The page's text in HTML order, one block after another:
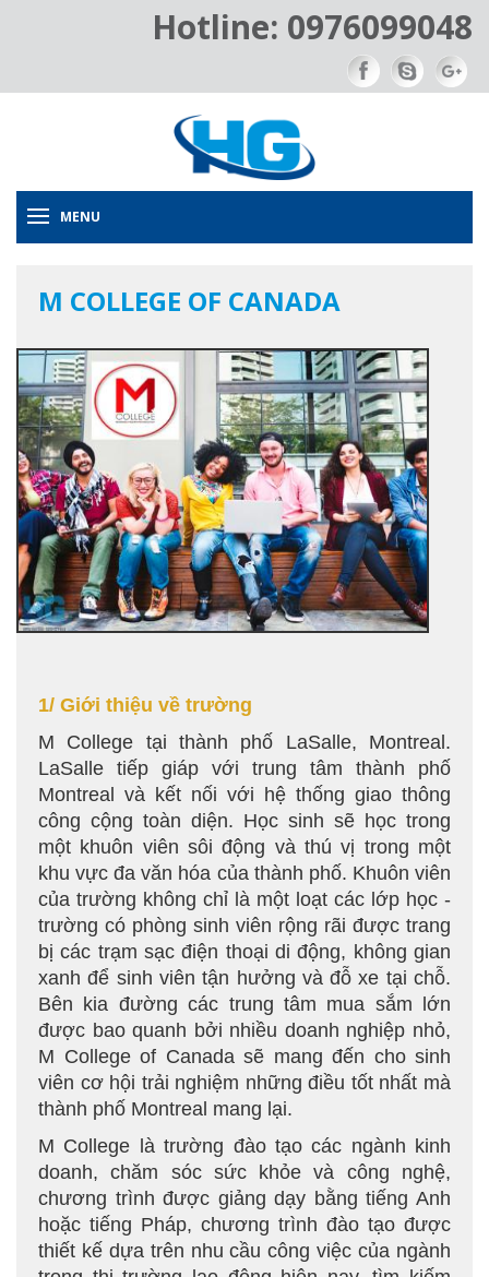
Hotline: 0976099048
MENU
M COLLEGE OF CANADA
1/ Giới thiệu về trường
M College tại thành phố LaSalle, Montreal.
LaSalle tiếp giáp với trung tâm thành phố
Montreal và kết nối với hệ thống giao thông
công cộng toàn diện. Học sinh sẽ học trong
một khuôn viên sôi động và thú vị trong một
khu vực đa văn hóa của thành phố. Khuôn viên
của trường không chỉ là một loạt các lớp học -
trường có phòng sinh viên rộng rãi được trang
bị các trạm sạc điện thoại di động, không gian
xanh để sinh viên tận hưởng và đỗ xe tại chỗ.
Bên kia đường các trung tâm mua sắm lớn
được bao quanh bởi nhiều doanh nghiệp nhỏ,
M College of Canada sẽ mang đến cho sinh
viên cơ hội trải nghiệm những điều tốt nhất mà
thành phố Montreal mang lại.
M College là trường đào tạo các ngành kinh
doanh, chăm sóc sức khỏe và công nghệ,
chương trình được giảng dạy bằng tiếng Anh
hoặc tiếng Pháp, chương trình đào tạo được
thiết kế dựa trên nhu cầu công việc của ngành